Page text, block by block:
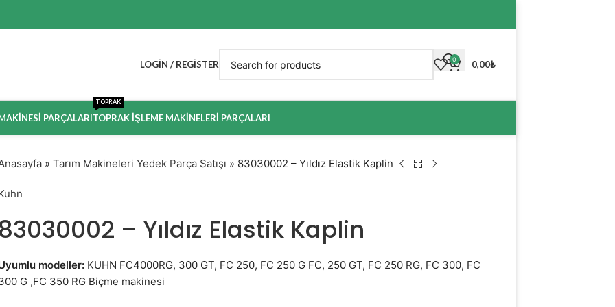
LOGIN / REGISTER 0 0,00₺
PARÇALARITOPRAK İŞLEME MAKINELERI PARÇALARI
TOPRAK
» Tarım Makineleri Yedek Parça Satışı » 83030002 – Yıldız Elastik Kaplin
83030002 – Yıldız Elastik Kaplin
modeller: KUHN FC4000RG, 300 GT, FC 250, FC 250 G FC, 250 GT, FC 250 RG, FC 300, FC
G ,FC 350 RG Biçme makinesi